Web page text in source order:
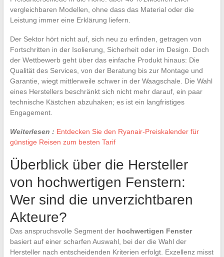
vergleichbaren Modellen, ohne dass das Material oder die
Leistung immer eine Erklärung liefern.
Der Sektor hört nicht auf, sich neu zu erfinden, getragen von
Fortschritten in der Isolierung, Sicherheit oder im Design. Doch
der Wettbewerb geht über das einfache Produkt hinaus: Die
Qualität des Services, von der Beratung bis zur Montage und
Garantie, wiegt mittlerweile schwer in der Waagschale. Die Wahl
eines Herstellers beschränkt sich nicht mehr darauf, ein paar
technische Kästchen abzuhaken; es ist ein langfristiges
Engagement.
Weiterlesen : Entdecken Sie den Ryanair-Preiskalender für
günstige Reisen zum besten Tarif
Überblick über die Hersteller
von hochwertigen Fenstern:
Wer sind die unverzichtbaren
Akteure?
Das anspruchsvolle Segment der hochwertigen Fenster
basiert auf einer scharfen Auswahl, bei der die Wahl der
Hersteller nach entscheidenden Kriterien erfolgt. Exzellenz misst